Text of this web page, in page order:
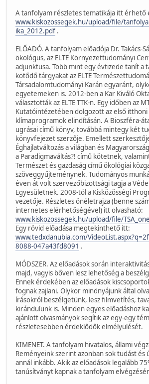
A tanfolyam részletes tematikája itt érhető
www.kiskozossegek.hu/upload/file/
ika_2012.pdf .
ELŐADÓ. A tanfolyam előadója Dr. Takács-
ökológus, az ELTE Környezettudományi
adjunktusa. Több mint egy évtizede tanít a
kötődő tárgyakat az ELTE
Társadalomtudományi Karán egyaránt,
egyetemeken is. 2012-ben a Kar Kiváló
választották az ELTE TTK-n. Egy időben az
Kutatóintézetében dolgozott az első
klímaprogramok elindításán. A Bioszféra-
ugrásai című könyv, továbbá mintegy két
könyvfejezet szerzője. Emellett
Éghajlatváltozás a világban és
a Paradigmaváltás?! című kötetnek,
Természet és gazdaság című ökológiai
szöveggyűjteménynek. Tudományos
éven át volt szervezőbizottsági tagja a
Egyesületnek. 2008-tól a Kisközösségi
vezetője. Részletes önéletrajza (benne
internetes elérhetőségével) itt olvasható:
www.kiskozossegek.hu/upload/file/
Egy rövid előadása megtekinthető itt:
www.tedxdanubia.com/
8088-047a43fd8091 .
MÓDSZER. Az előadások során
majd, vagyis bőven lesz lehetőség a
Ennek érdekében az előadások
fognak zajlani. Olykor mindnyájunk által
írásokról beszélgetünk, lesz filmvetítés,
kirándulunk is. Minden egyes előadáshoz
ajánlott olvasmányok segítik az egy-egy
részletesebben érdeklődők elmélyülését.
KIMENET. A tanfolyam hivatalos, állami
Reményeink szerint azonban sok tudást
annál inkább. Akik az előadások legalább
tanúsítványt kapnak a tanfolyam